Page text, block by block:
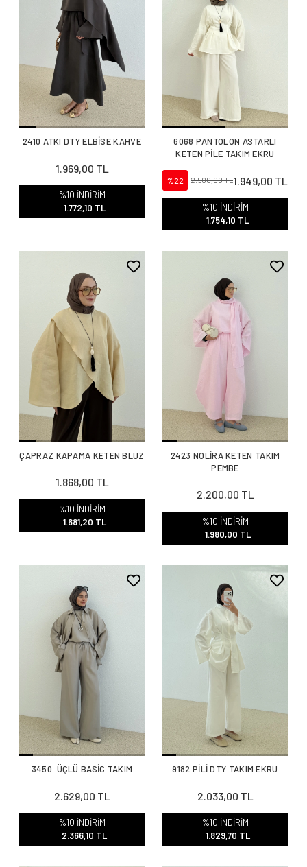
2410 ATKI DTY ELBİSE KAHVE
1.969,00 TL
%10 İNDİRİM
1.772,10 TL
6068 PANTOLON ASTARLI
KETEN PİLE TAKIM EKRU
%22 2.500,00 TL1.949,00 TL
%10 İNDİRİM
1.754,10 TL
ÇAPRAZ KAPAMA KETEN BLUZ
1.868,00 TL
%10 İNDİRİM
1.681,20 TL
2423 NOLİRA KETEN TAKIM
PEMBE
2.200,00 TL
%10 İNDİRİM
1.980,00 TL
3450. ÜÇLÜ BASİC TAKIM
2.629,00 TL
%10 İNDİRİM
2.366,10 TL
9182 PİLİ DTY TAKIM EKRU
2.033,00 TL
%10 İNDİRİM
1.829,70 TL